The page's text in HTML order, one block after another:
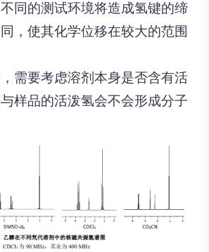
同的测试环境将造成氢键的缔
，使其化学位移在较大的范围
需要考虑溶剂本身是否含有活
样品的活泼氢会不会形成分子